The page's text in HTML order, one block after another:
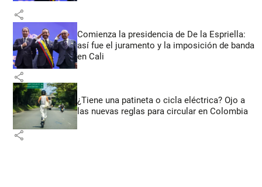
share
Comienza la presidencia de De la Espriella:
así fue el juramento y la imposición de banda
en Cali
share
¿Tiene una patineta o cicla eléctrica? Ojo a
las nuevas reglas para circular en Colombia
share